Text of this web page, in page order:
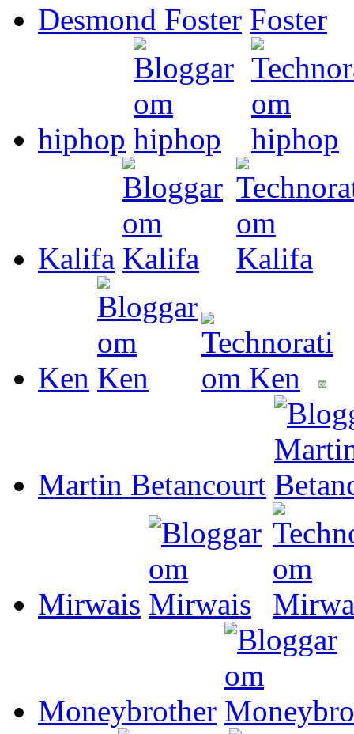
Desmond Foster
hiphop
Kalifa
Ken
Martin Betancourt
Mirwais
Moneybrother